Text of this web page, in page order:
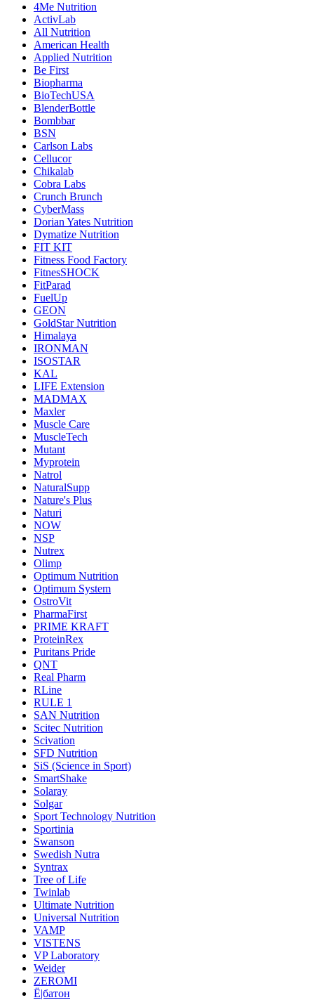
4Me Nutrition
ActivLab
All Nutrition
American Health
Applied Nutrition
Be First
Biopharma
BioTechUSA
BlenderBottle
Bombbar
BSN
Carlson Labs
Cellucor
Chikalab
Cobra Labs
Crunch Brunch
CyberMass
Dorian Yates Nutrition
Dymatize Nutrition
FIT KIT
Fitness Food Factory
FitnesSHOCK
FitParad
FuelUp
GEON
GoldStar Nutrition
Himalaya
IRONMAN
ISOSTAR
KAL
LIFE Extension
MADMAX
Maxler
Muscle Care
MuscleTech
Mutant
Myprotein
Natrol
NaturalSupp
Nature's Plus
Naturi
NOW
NSP
Nutrex
Olimp
Optimum Nutrition
Optimum System
OstroVit
PharmaFirst
PRIME KRAFT
ProteinRex
Puritans Pride
QNT
Real Pharm
RLine
RULE 1
SAN Nutrition
Scitec Nutrition
Scivation
SFD Nutrition
SiS (Science in Sport)
SmartShake
Solaray
Solgar
Sport Technology Nutrition
Sportinia
Swanson
Swedish Nutra
Syntrax
Tree of Life
Twinlab
Ultimate Nutrition
Universal Nutrition
VAMP
VISTENS
VP Laboratory
Weider
ZEROMI
Ё|батон